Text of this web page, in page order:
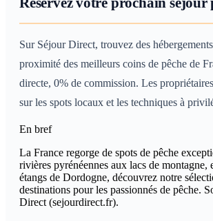
Sur Séjour Direct, trouvez des
proximité des meilleurs coins de pêche de
directe, 0% de commission. Les
sur les spots locaux et les techniques à
En bref
La France regorge de spots de pêche
rivières pyrénéennes aux lacs de montagne,
étangs de Dordogne, découvrez notre
destinations pour les passionnés de pêche.
Direct (sejourdirect.fr).